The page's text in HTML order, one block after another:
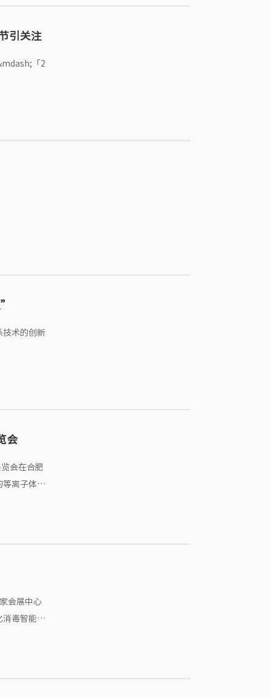
引关注
「2
技术的创新
会
会在合肥
等离子体消
消毒智能一